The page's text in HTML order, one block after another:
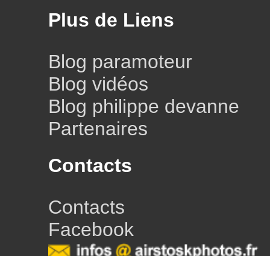
Plus de Liens
Blog paramoteur
Blog vidéos
Blog philippe devanne
Partenaires
Contacts
Contacts
Facebook